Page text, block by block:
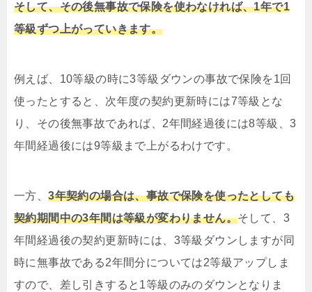
そして、その後無事故で保険を使わなければ、1年で1
等級ずつ上がっていきます。
例えば、10等級の時に3等級ダウンの事故で保険を1回
使ったとすると、次年度の契約更新時には7等級とな
り、その後無事故であれば、2年間経過後には8等級、3
年間経過後には9等級まで上がるわけです。
一方、3年契約の場合は、事故で保険を使ったとしても
契約期間中の3年間は等級が変わりません。そして、3
年間経過後の契約更新時には、3等級ダウンしますが同
時に無事故である2年間分については2等級アップしま
すので、差し引きすると1等級のみのダウンとなりま